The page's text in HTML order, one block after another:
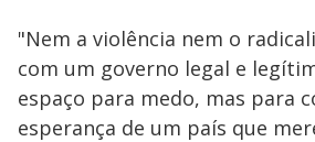
"Nem a violência nem o
com um governo legal e
espaço para medo, mas para
esperança de um país que